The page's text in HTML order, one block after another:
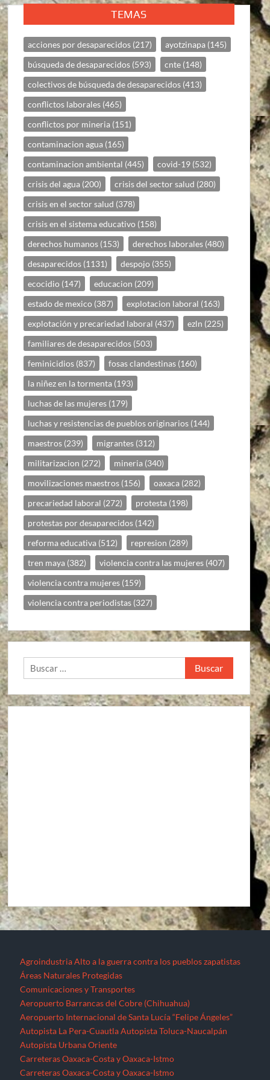
TEMAS
acciones por desaparecidos (217) ayotzinapa (145)
búsqueda de desaparecidos (593) cnte (148)
colectivos de búsqueda de desaparecidos (413)
conflictos laborales (465)
conflictos por mineria (151)
contaminacion agua (165)
contaminacion ambiental (445) covid-19 (532)
crisis del agua (200) crisis del sector salud (280)
crisis en el sector salud (378)
crisis en el sistema educativo (158)
derechos humanos (153) derechos laborales (480)
desaparecidos (1131) despojo (355)
ecocidio (147) educacion (209)
estado de mexico (387) explotacion laboral (163)
explotación y precariedad laboral (437) ezln (225)
familiares de desaparecidos (503)
feminicidios (837) fosas clandestinas (160)
la niñez en la tormenta (193)
luchas de las mujeres (179)
luchas y resistencias de pueblos originarios (144)
maestros (239) migrantes (312)
militarizacion (272) mineria (340)
movilizaciones maestros (156) oaxaca (282)
precariedad laboral (272) protesta (198)
protestas por desaparecidos (142)
reforma educativa (512) represion (289)
tren maya (382) violencia contra las mujeres (407)
violencia contra mujeres (159)
violencia contra periodistas (327)
Buscar:
Agroindustria Alto a la guerra contra los pueblos zapatistas
Áreas Naturales Protegidas
Comunicaciones y Transportes
Aeropuerto Barrancas del Cobre (Chihuahua)
Aeropuerto Internacional de Santa Lucía “Felipe Ángeles”
Autopista La Pera-Cuautla Autopista Toluca-Naucalpán
Autopista Urbana Oriente
Carreteras Oaxaca-Costa y Oaxaca-Istmo
Carreteras Oaxaca-Costa y Oaxaca-Istmo